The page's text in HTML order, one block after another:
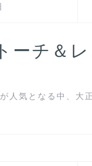
ーチ＆
人気となる中、大